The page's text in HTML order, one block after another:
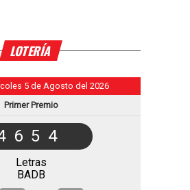
LOTERÍA
5 de Agosto del 2026
Primer Premio
Letras
BADB